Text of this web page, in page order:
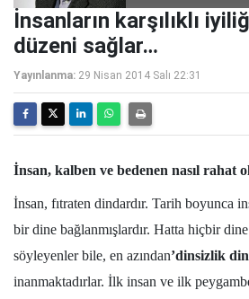
İnsanların karşılıklı
düzeni sağlar…
Yayınlanma: 29 Nisan 2014 Salı 22:31
İnsan, kalben ve bedenen nasıl rahat
İnsan, fıtraten dindardır. Tarih boyunca
bir dine bağlanmışlardır. Hatta hiçbir dine
söyleyenler bile, en azından’dinsizlik
inanmaktadırlar. İlk insan ve ilk